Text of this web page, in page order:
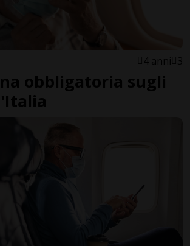
4 anni 3
obbligatoria sugli